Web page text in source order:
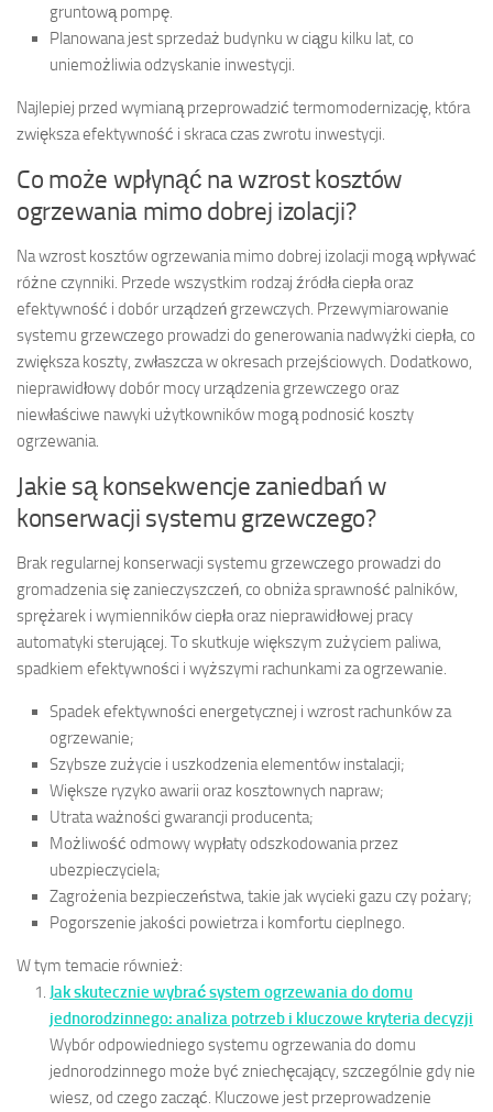
gruntową pompę.
Planowana jest sprzedaż budynku w ciągu kilku lat, co
uniemożliwia odzyskanie inwestycji.
Najlepiej przed wymianą przeprowadzić termomodernizację, która
zwiększa efektywność i skraca czas zwrotu inwestycji.
Co może wpłynąć na wzrost kosztów
ogrzewania mimo dobrej izolacji?
Na wzrost kosztów ogrzewania mimo dobrej izolacji mogą wpływać
różne czynniki. Przede wszystkim rodzaj źródła ciepła oraz
efektywność i dobór urządzeń grzewczych. Przewymiarowanie
systemu grzewczego prowadzi do generowania nadwyżki ciepła, co
zwiększa koszty, zwłaszcza w okresach przejściowych. Dodatkowo,
nieprawidłowy dobór mocy urządzenia grzewczego oraz
niewłaściwe nawyki użytkowników mogą podnosić koszty
ogrzewania.
Jakie są konsekwencje zaniedbań w
konserwacji systemu grzewczego?
Brak regularnej konserwacji systemu grzewczego prowadzi do
gromadzenia się zanieczyszczeń, co obniża sprawność palników,
sprężarek i wymienników ciepła oraz nieprawidłowej pracy
automatyki sterującej. To skutkuje większym zużyciem paliwa,
spadkiem efektywności i wyższymi rachunkami za ogrzewanie.
Spadek efektywności energetycznej i wzrost rachunków za
ogrzewanie;
Szybsze zużycie i uszkodzenia elementów instalacji;
Większe ryzyko awarii oraz kosztownych napraw;
Utrata ważności gwarancji producenta;
Możliwość odmowy wypłaty odszkodowania przez
ubezpieczyciela;
Zagrożenia bezpieczeństwa, takie jak wycieki gazu czy pożary;
Pogorszenie jakości powietrza i komfortu cieplnego.
W tym temacie również:
Jak skutecznie wybrać system ogrzewania do domu
jednorodzinnego: analiza potrzeb i kluczowe kryteria decyzji
Wybór odpowiedniego systemu ogrzewania do domu
jednorodzinnego może być zniechęcający, szczególnie gdy nie
wiesz, od czego zacząć. Kluczowe jest przeprowadzenie